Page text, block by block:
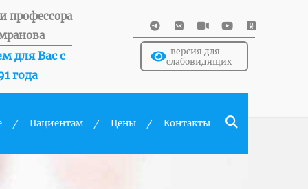
профессора
для Вас с
года
версия для
слабовидящих
Пациентам Цены Контакты